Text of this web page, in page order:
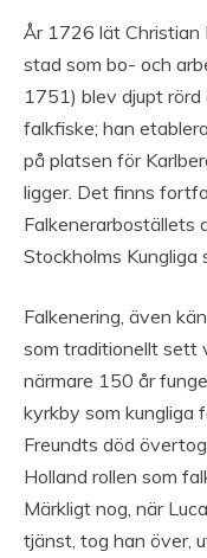
År 1726 lät Christian
stad som bo- och
1751) blev djupt
falkfiske; han
på platsen för
ligger. Det finns
Falkenerarboställets
Stockholms Kungliga
Falkenering, även
som traditionellt sett
närmare 150 år
kyrkby som kungliga
Freundts död
Holland rollen som
Märkligt nog, när
tjänst, tog han över,